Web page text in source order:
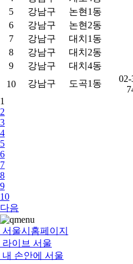
5
강남구
논현1동
6
강남구
논현2동
7
강남구
대치1동
8
강남구
대치2동
9
강남구
대치4동
10
강남구 도곡1동
02-
1
2
3
4
5
6
7
8
9
10
다음
서울시홈페이지
라이브 서울
내 손안에 서울